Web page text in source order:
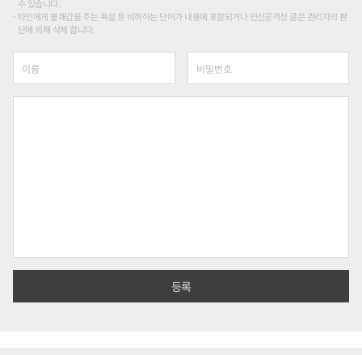
수 있습니다.
타인에게 불쾌감을 주는 욕설 등 비하하는 단어가 내용에 포함되거나 인신공격성 글은 관리자의 판
단에 의해 삭제 합니다.